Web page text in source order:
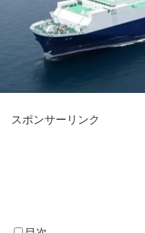
スポンサーリンク